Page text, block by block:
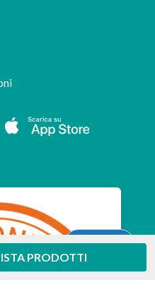
PRODOTTI
Aiuto